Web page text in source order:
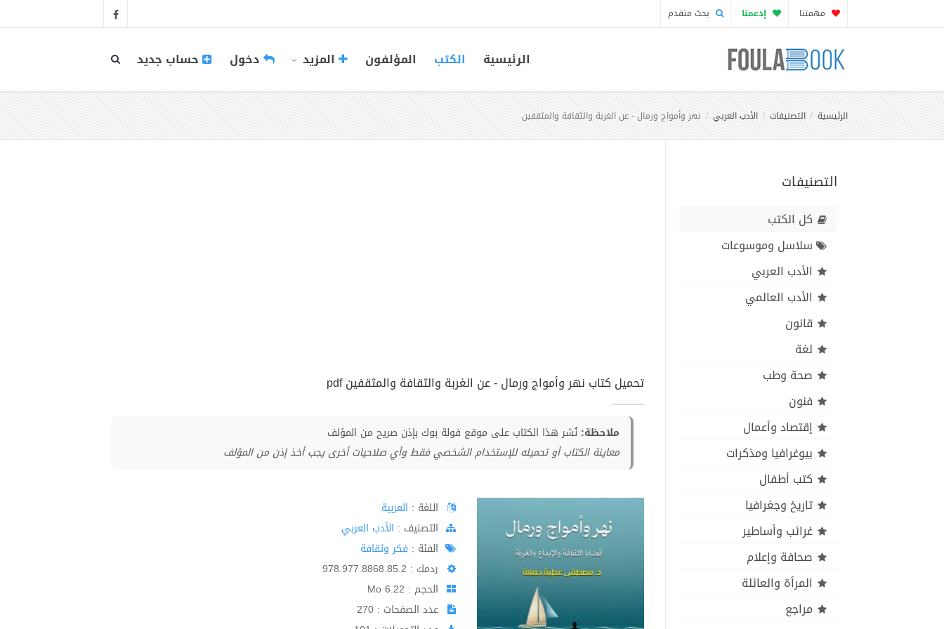
مهمتنا إدعمنا بحث متقدم
الرئيسية الكتب المؤلفون المزيد دخول حساب جديد
الرئيسية التصنيفات الأدب العربي نهر وأمواج ورمال - عن الغربة والثقافة والمثقفين
التصنيفات
كل الكتب
سلاسل وموسوعات
الأدب العربي
الأدب العالمي
قانون
لغة
صحة وطب
فنون
إقتصاد وأعمال
بيوغرافيا ومذكرات
كتب أطفال
تاريخ وجغرافيا
غرائب وأساطير
صحافة وإعلام
المرأة والعائلة
مراجع
تحميل كتاب نهر وأمواج ورمال - عن الغربة والثقافة والمثقفين pdf
ملاحظة: نُشر هذا الكتاب على موقع فولة بوك بإذن صريح من المؤلف
معاينة الكتاب أو تحميله للإستخدام الشخصي فقط وأي صلاحيات أخرى يجب أخذ إذن من المؤلف
اللغة : العربية
اﻟﺘﺼﻨﻴﻒ : الأدب العربي
الفئة : فكر وثقافة
ردمك : 978.977.8868.85.2
الحجم : 6.22 Mo
عدد الصفحات : 270